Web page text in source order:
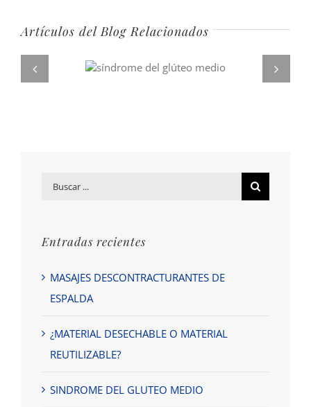
Artículos del Blog Relacionados
Buscar
Entradas recientes
MASAJES DESCONTRACTURANTES DE
ESPALDA
¿MATERIAL DESECHABLE O MATERIAL
REUTILIZABLE?
SINDROME DEL GLUTEO MEDIO